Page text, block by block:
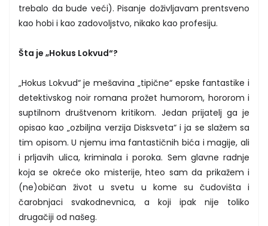
trebalo da bude veći). Pisanje doživljavam prentsveno
kao hobi i kao zadovoljstvo, nikako kao profesiju.
Šta je „Hokus Lokvud“?
„Hokus Lokvud“ je mešavina „tipične“ epske fantastike i
detektivskog noir romana prožet humorom, hororom i
suptilnom društvenom kritikom. Jedan prijatelj ga je
opisao kao „ozbiljna verzija Disksveta“ i ja se slažem sa
tim opisom. U njemu ima fantastičnih bića i magije, ali
i prljavih ulica, kriminala i poroka. Sem glavne radnje
koja se okreće oko misterije, hteo sam da prikažem i
(ne)običan život u svetu u kome su čudovišta i
čarobnjaci svakodnevnica, a koji ipak nije toliko
drugačiji od našeg.